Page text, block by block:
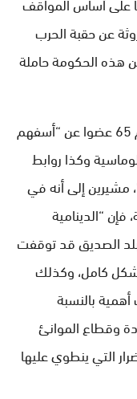
عن حقبة الحرب
هذه الحكومة حاملة
كما أعرب الموقعون على القرار، وعددهم 65 عضوا عن “أسفهم
وكذا روابط
مشيرين إلى أنه في
“الدينامية
الصديق قد توقفت
كامل، وكذلك
بالنسبة
وقطاع الموانئ
التي ينطوي عليها